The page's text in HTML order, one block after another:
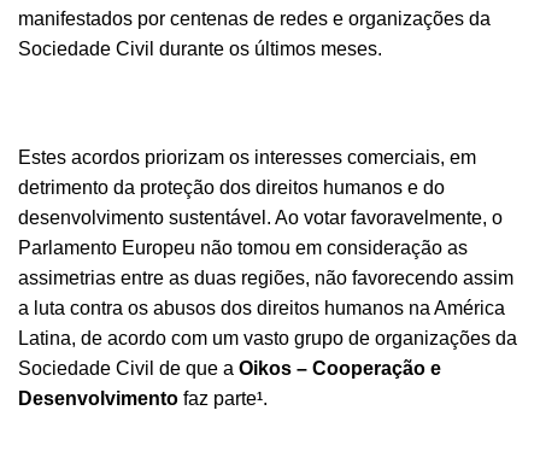
manifestados por centenas de redes e organizações da
Sociedade Civil durante os últimos meses.
Estes acordos priorizam os interesses comerciais, em
detrimento da proteção dos direitos humanos e do
desenvolvimento sustentável. Ao votar favoravelmente, o
Parlamento Europeu não tomou em consideração as
assimetrias entre as duas regiões, não favorecendo assim
a luta contra os abusos dos direitos humanos na América
Latina, de acordo com um vasto grupo de organizações da
Sociedade Civil de que a Oikos – Cooperação e
Desenvolvimento faz parte1.